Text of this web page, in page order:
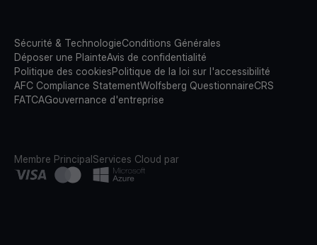
Sécurité & TechnologieConditions Générales
Déposer une PlainteAvis de confidentialité
Politique des cookiesPolitique de la loi sur l'accessibilité
AFC Compliance StatementWolfsberg QuestionnaireCRS
FATCAGouvernance d'entreprise
Membre PrincipalServices Cloud par